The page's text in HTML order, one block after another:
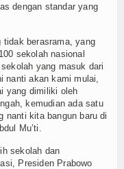
dengan standar yang
tidak berasrama, yang
sekolah nasional
yang masuk dari
nanti akan kami mulai,
yang dimiliki oleh
kemudian ada satu
nanti kita bangun baru di
Mu’ti.
sekolah dan
Presiden Prabowo